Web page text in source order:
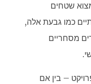
שטחים
כמו גבעת אלה,
מסחריים
– בין אם